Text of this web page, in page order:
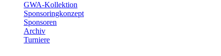
GWA-Kollektion
Sponsoringkonzept
Sponsoren
Archiv
Turniere